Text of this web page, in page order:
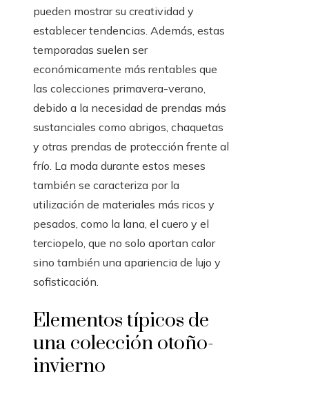
pueden mostrar su creatividad y
establecer tendencias. Además, estas
temporadas suelen ser
económicamente más rentables que
las colecciones primavera-verano,
debido a la necesidad de prendas más
sustanciales como abrigos, chaquetas
y otras prendas de protección frente al
frío. La moda durante estos meses
también se caracteriza por la
utilización de materiales más ricos y
pesados, como la lana, el cuero y el
terciopelo, que no solo aportan calor
sino también una apariencia de lujo y
sofisticación.
Elementos típicos de
una colección otoño-
invierno